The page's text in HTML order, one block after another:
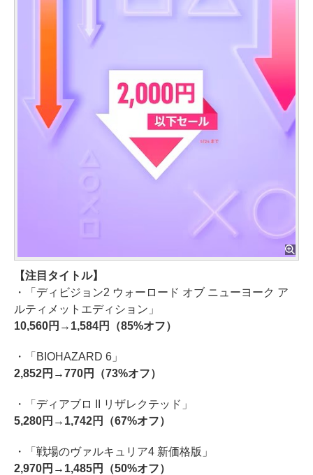
【注目タイトル】
・「ディビジョン2 ウォーロード オブ ニューヨーク ア
ルティメットエディション」
10,560円→1,584円（85%オフ）
・「BIOHAZARD 6」
2,852円→770円（73%オフ）
・「ディアブロ II リザレクテッド」
5,280円→1,742円（67%オフ）
・「戦場のヴァルキュリア4 新価格版」
2,970円→1,485円（50%オフ）